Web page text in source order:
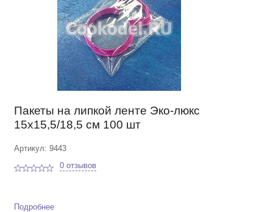
Пакеты на липкой ленте Эко-люкс
15х15,5/18,5 см 100 шт
Артикул: 9443
0 отзывов
Подробнее